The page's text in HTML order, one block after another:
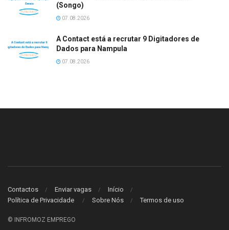
(Songo)
07.08.2026
A Contact está a recrutar 9 Digitadores de
Dados para Nampula
07.08.2026
Contactos Enviar vagas
Início
Política de Privacidade
Sobre Nós Termos de uso
© INFROMOZ EMPREGO